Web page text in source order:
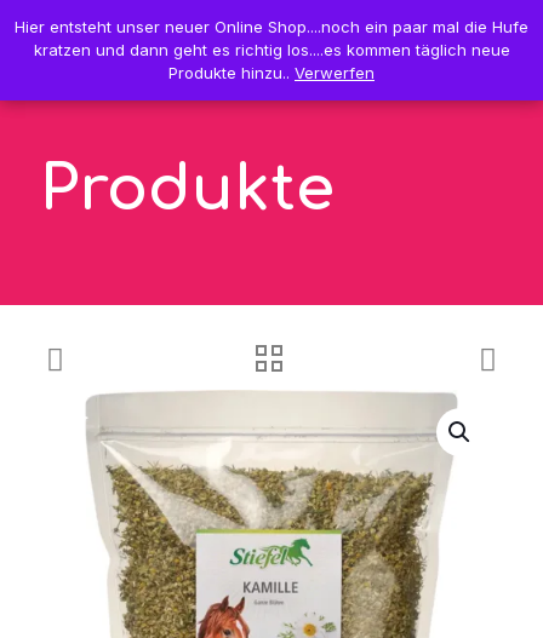
0 0,00 €
Produkte
Hier entsteht unser neuer Online Shop....noch ein paar mal die Hufe
kratzen und dann geht es richtig los....es kommen täglich neue
Produkte hinzu.. Verwerfen
Hier entsteht unser neuer Online Shop....noch ein paar mal die Hufe
kratzen und dann geht es richtig los....es kommen täglich neue
Produkte hinzu.. Verwerfen